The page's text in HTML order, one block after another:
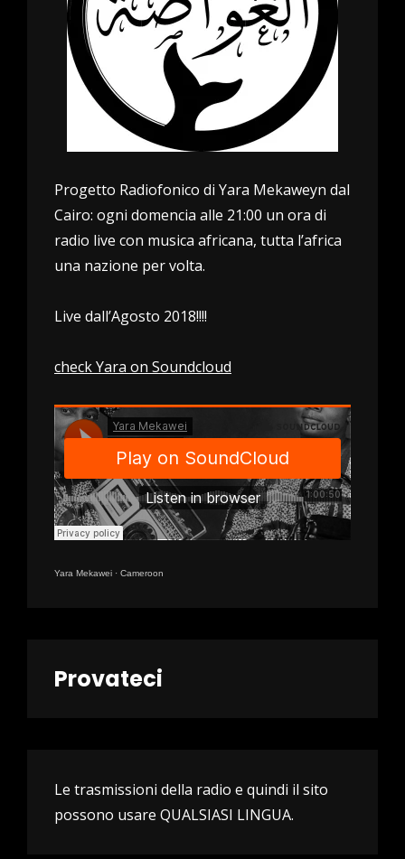
Progetto Radiofonico di Yara Mekaweyn dal
Cairo: ogni domencia alle 21:00 un ora di
radio live con musica africana, tutta l’africa
una nazione per volta.
Live dall’Agosto 2018!!!!
check Yara on Soundcloud
Yara Mekawei · Cameroon
Provateci
Le trasmissioni della radio e quindi il sito
possono usare QUALSIASI LINGUA.